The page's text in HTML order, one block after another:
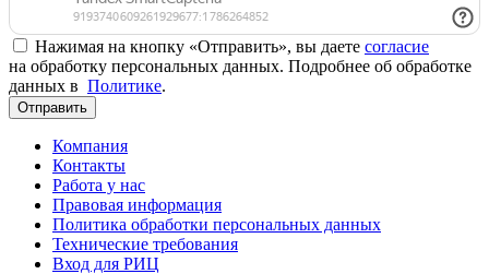
Нажимая на кнопку «Отправить», вы даете согласие
на обработку персональных данных. Подробнее об обработке
данных в Политике.
Отправить
Компания
Контакты
Работа у нас
Правовая информация
Политика обработки персональных данных
Технические требования
Вход для РИЦ